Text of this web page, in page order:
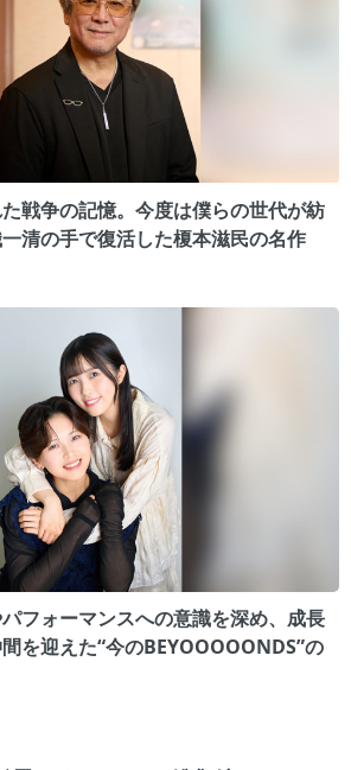
戦争の記憶。今度は僕らの世代が紡
清の手で復活した榎本滋民の名作
フォーマンスへの意識を深め、成長
を迎えた“今のBEYOOOOONDS”の